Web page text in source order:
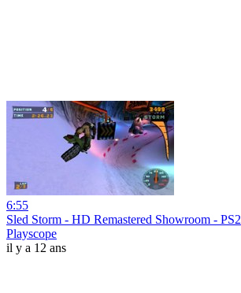
6:55
Sled Storm - HD Remastered Showroom - PS2
Playscope
il y a 12 ans